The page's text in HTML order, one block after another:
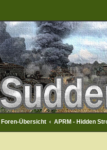
Foren-Übersicht APRM - Hidden